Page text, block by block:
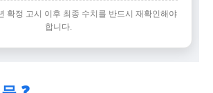
확정 고시 이후 최종 수치를 반드시 재확인해야
합니다.